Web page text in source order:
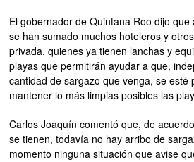
El gobernador de Quintana Roo dijo
se han sumado muchos hoteleros y
privada, quienes ya tienen lanchas y
playas que permitirán ayudar a que,
cantidad de sargazo que venga, se esté
mantener lo más limpias posibles las
Carlos Joaquín comentó que, de
se tienen, todavía no hay arribo de
momento ninguna situación que avise